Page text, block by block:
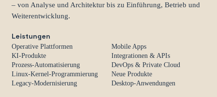
– von Analyse und Architektur bis zu Einführung, Betrieb und
Weiterentwicklung.
Leistungen
Operative Plattformen
Mobile Apps
KI-Produkte
Integrationen & APIs
Prozess-Automatisierung
DevOps & Private Cloud
Linux-Kernel-Programmierung
Neue Produkte
Legacy-Modernisierung
Desktop-Anwendungen